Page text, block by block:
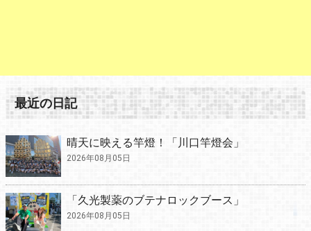
最近の日記
晴天に映える竿燈！「川口竿燈会」
2026年08月05日
「久光製薬のブテナロックブース」
2026年08月05日